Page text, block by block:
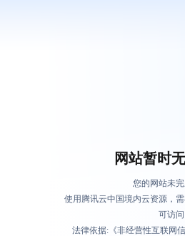
网站暂时
您的网站未
使用腾讯云中国境内云资源，
可访问
法律依据:《非经营性互联网